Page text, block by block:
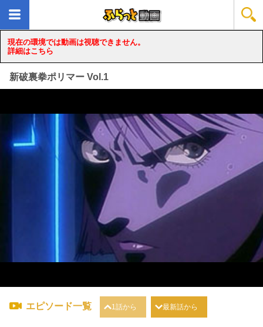
現在の環境では動画は視聴できません。
詳細はこちら
新破裏拳ポリマー Vol.1
loading...
エピソード一覧 1話から 最新話から